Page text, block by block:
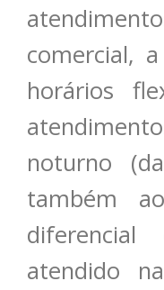
comercial,
horários
noturno
também
atendido